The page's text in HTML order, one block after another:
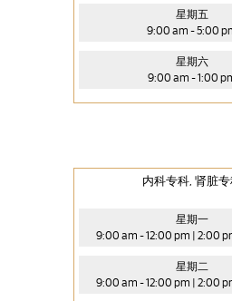
星期五
9:00 am - 5:00
星期六
9:00 am - 1:00
内科专科, 肾脏专
星期一
9:00 am - 12:00 pm | 2:00
星期二
9:00 am - 12:00 pm | 2:00